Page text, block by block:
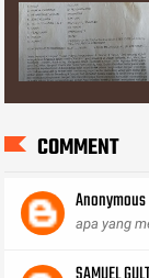
COMMENT
Anonymous
apa yang